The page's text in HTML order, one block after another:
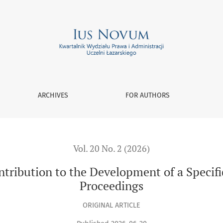
of a Specific Discipline in Habilitation Proceedings
ARCHIVES FOR AUTHORS
Vol. 20 No. 2 (2026)
to the Development of a
Proceedings
ORIGINAL ARTICLE